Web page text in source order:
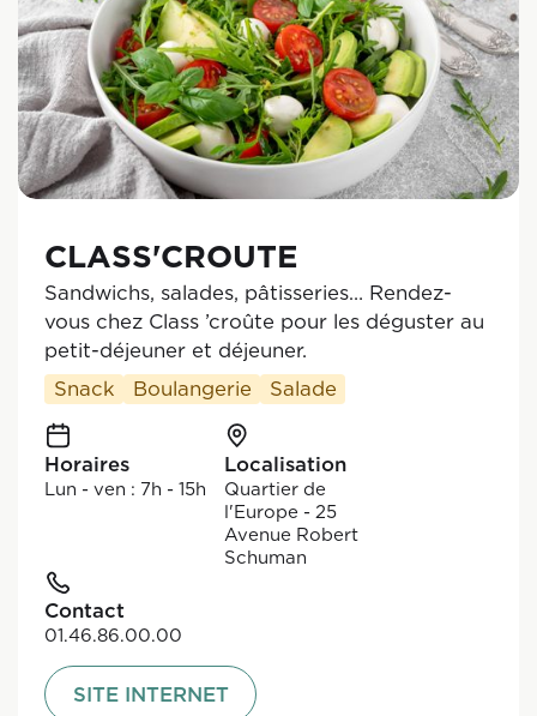
CLASS'CROUTE
Sandwichs, salades, pâtisseries… Rendez-
vous chez Class ’croûte pour les déguster au
petit-déjeuner et déjeuner.
Snack
Boulangerie Salade
Horaires
Lun - ven : 7h - 15h
Localisation
Quartier de
l'Europe - 25
Avenue Robert
Schuman
Contact
01.46.86.00.00
SITE INTERNET